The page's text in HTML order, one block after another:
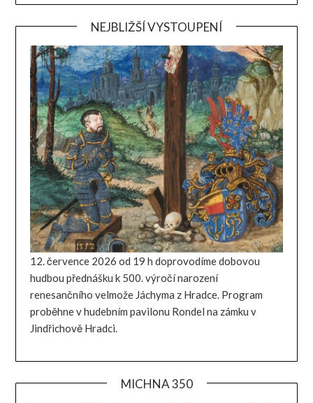
NEJBLIŽŠÍ VYSTOUPENÍ
12. července 2026 od 19 h doprovodíme dobovou
hudbou přednášku k 500. výročí narození
renesančního velmože Jáchyma z Hradce. Program
proběhne v hudebním pavilonu Rondel na zámku v
Jindřichově Hradci.
MICHNA 350